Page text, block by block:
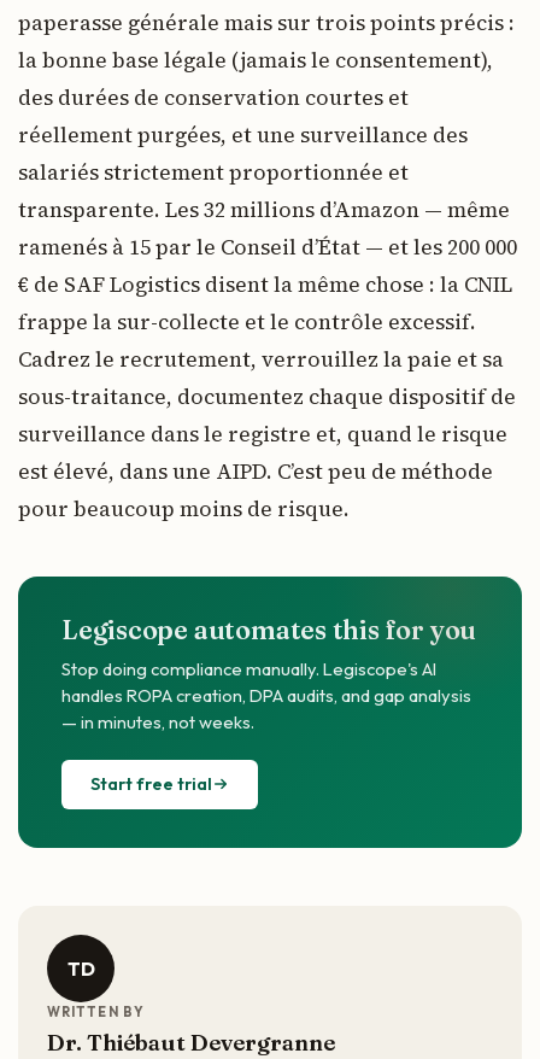
paperasse générale mais sur trois points précis :
la bonne base légale (jamais le consentement),
des durées de conservation courtes et
réellement purgées, et une surveillance des
salariés strictement proportionnée et
transparente. Les 32 millions d’Amazon — même
ramenés à 15 par le Conseil d’État — et les 200 000
€ de SAF Logistics disent la même chose : la CNIL
frappe la sur-collecte et le contrôle excessif.
Cadrez le recrutement, verrouillez la paie et sa
sous-traitance, documentez chaque dispositif de
surveillance dans le registre et, quand le risque
est élevé, dans une AIPD. C’est peu de méthode
pour beaucoup moins de risque.
Legiscope automates this for you
Stop doing compliance manually. Legiscope's AI
handles ROPA creation, DPA audits, and gap analysis
— in minutes, not weeks.
Start free trial
TD
WRITTEN BY
Dr. Thiébaut Devergranne